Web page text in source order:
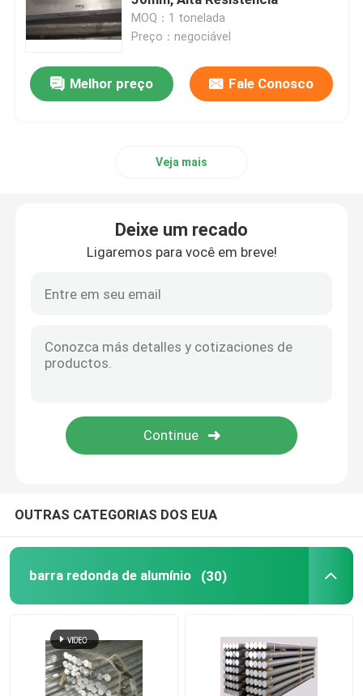
Blog
Peça umas citações
Barra 7075 de alumínio
Barra lisa de alumínio
folha de alumínio gravada
Placa de folha de alumínio
Tubo de Alumínio Oco
Tubos redondos de alumínio
MOQ：1 tonelada
Preço：negociável
Melhor preço Fale Conosco
Veja mais
Deixe um recado
Ligaremos para você em breve!
OUTRAS CATEGORIAS DOS EUA
barra redonda de alumínio (30)